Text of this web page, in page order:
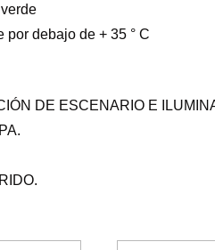
por debajo de + 35 ° C
DE ESCENARIO E